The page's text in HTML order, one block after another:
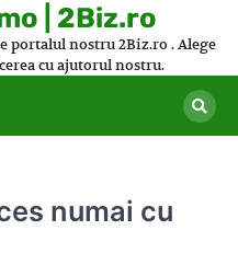
| 2Biz.ro
portalul nostru 2Biz.ro . Alege
cu ajutorul nostru.
numai cu